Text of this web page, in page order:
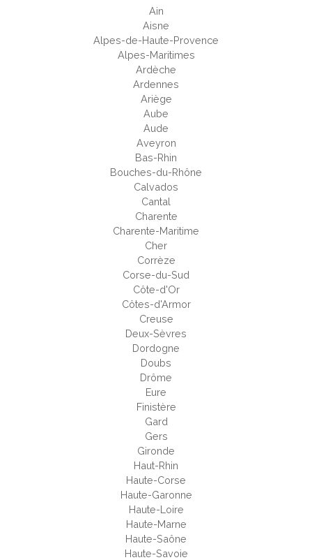
Ain
Aisne
Alpes-de-Haute-Provence
Alpes-Maritimes
Ardèche
Ardennes
Ariège
Aube
Aude
Aveyron
Bas-Rhin
Bouches-du-Rhône
Calvados
Cantal
Charente
Charente-Maritime
Cher
Corrèze
Corse-du-Sud
Côte-d'Or
Côtes-d'Armor
Creuse
Deux-Sèvres
Dordogne
Doubs
Drôme
Eure
Finistère
Gard
Gers
Gironde
Haut-Rhin
Haute-Corse
Haute-Garonne
Haute-Loire
Haute-Marne
Haute-Saône
Haute-Savoie